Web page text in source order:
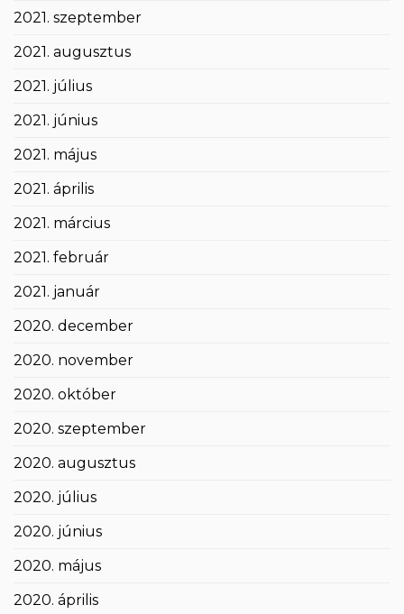
2021. szeptember
2021. augusztus
2021. július
2021. június
2021. május
2021. április
2021. március
2021. február
2021. január
2020. december
2020. november
2020. október
2020. szeptember
2020. augusztus
2020. július
2020. június
2020. május
2020. április